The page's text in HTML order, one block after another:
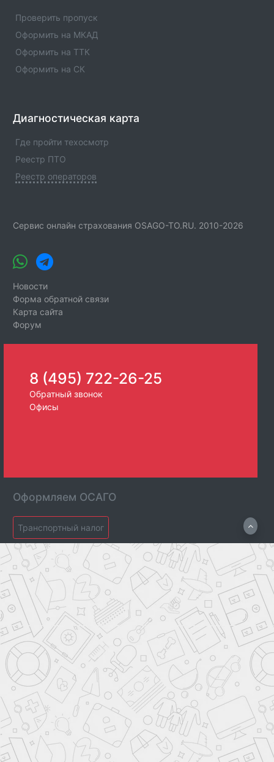
оператора, статус оператора, телефны и адреса.
Проверить пропуск
Оформить на МКАД
Оформить на ТТК
Оформить на СК
Диагностическая карта
Где пройти техосмотр
Реестр ПТО
Реестр операторов
Сервис онлайн страхования OSAGO-TO.RU. 2010-2026
Новости
Форма обратной связи
Карта сайта
Форум
8 (495) 722-26-25
Обратный звонок
Офисы
Оформляем ОСАГО
Транспортный налог